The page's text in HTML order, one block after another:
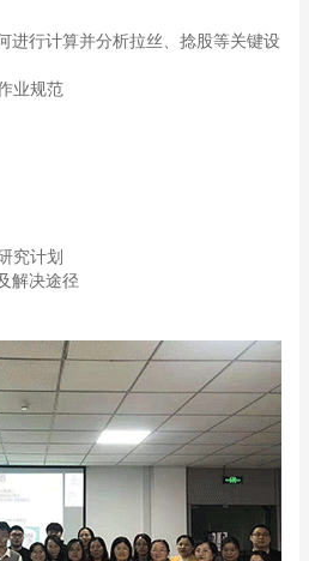
进行计算并分析拉丝、捻股等关键设
业规范
究计划
解决途径